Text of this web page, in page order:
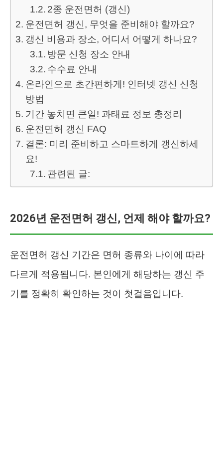
2종 운전면허 (갱신)
운전면허 갱신, 무엇을 준비해야 할까요?
갱신 비용과 장소, 어디서 어떻게 하나요?
방문 신청 장소 안내
수수료 안내
온라인으로 초간편하게! 인터넷 갱신 신청
방법
기간 놓치면 큰일! 과태료 정보 총정리
운전면허 갱신 FAQ
결론: 미리 준비하고 스마트하게 갱신하세
요!
관련된 글:
2026년 운전면허 갱신, 언제 해야 할까요?
운전면허 갱신 기간은 면허 종류와 나이에 따라
다르게 적용됩니다. 본인에게 해당하는 갱신 주
기를 정확히 확인하는 것이 첫걸음입니다.